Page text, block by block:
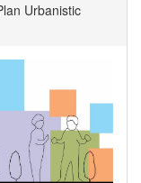
Urbanistic